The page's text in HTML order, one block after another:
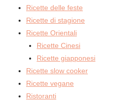
Ricette delle feste
Ricette di stagione
Ricette Orientali
Ricette Cinesi
Ricette giapponesi
Ricette slow cooker
Ricette vegane
Ristoranti